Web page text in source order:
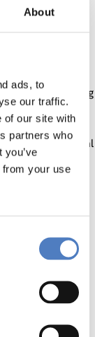
About
ads, to
our traffic.
of our site with
partners who
from your use
oder
erstmals ein 5
Ausrichtung
dieses im
of Arts in Social
für
zur Verfügung.
und
ist eine
der
Webseite